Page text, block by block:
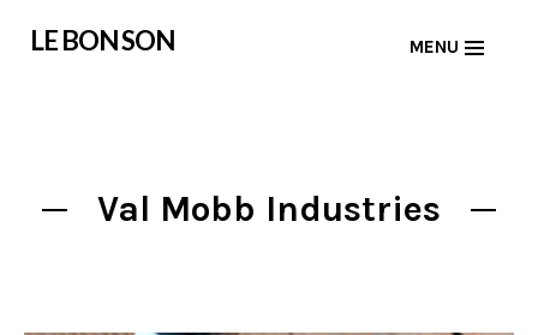
LE BON SON MENU
Val Mobb Industries